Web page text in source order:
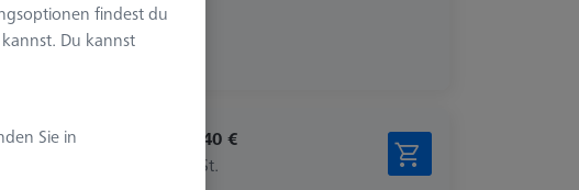
1.873,40 €
zzgl. USt.
findest du
Du kannst
Sie in